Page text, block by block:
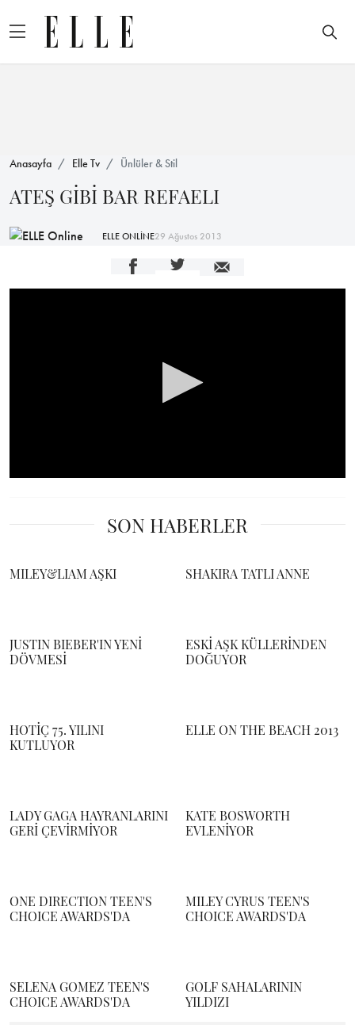
Anasayfa Elle Tv Ünlüler & Stil
ATEŞ GİBİ BAR REFAELI
ELLE ONLİNE29 Ağustos 2013
SON HABERLER
MILEY&LIAM AŞKI SHAKIRA TATLI ANNE
JUSTIN BIEBER'IN YENİ
DÖVMESİ
ESKİ AŞK KÜLLERİNDEN
DOĞUYOR
HOTİÇ 75. YILINI
KUTLUYOR
ELLE ON THE BEACH 2013
LADY GAGA HAYRANLARINI
GERİ ÇEVİRMİYOR
KATE BOSWORTH
EVLENİYOR
ONE DIRECTION TEEN'S
CHOICE AWARDS'DA
MILEY CYRUS TEEN'S
CHOICE AWARDS'DA
SELENA GOMEZ TEEN'S
CHOICE AWARDS'DA
GOLF SAHALARININ
YILDIZI